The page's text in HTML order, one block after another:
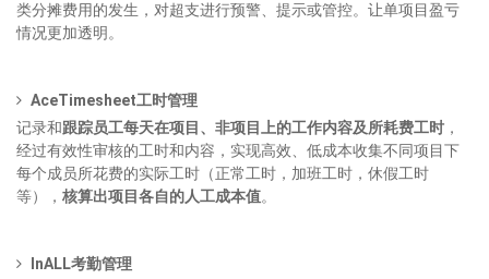
类分摊费用的发生，对超支进行预警、提示或管控。让单项目盈亏
情况更加透明。
AceTimesheet工时管理
记录和跟踪员工每天在项目、非项目上的工作内容及所耗费工时 ，
经过有效性审核的工时和内容，实现高效、低成本收集不同项目下
每个成员所花费的实际工时（正常工时，加班工时，休假工时
等）， 核算出项目各自的人工成本值。
InALL考勤管理